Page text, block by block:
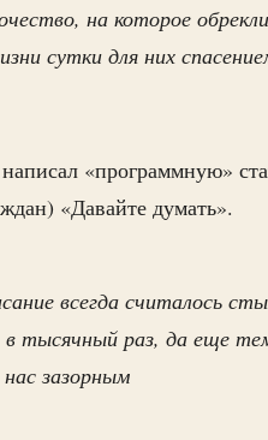
на которое
сутки для них
«программную»
«Давайте думать».
всегда считалось
в тысячный раз, да еще
зазорным